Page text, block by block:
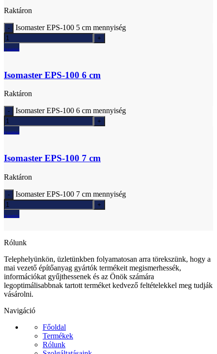
Raktáron
Isomaster EPS-100 5 cm mennyiség
Ajánlatkérés
Isomaster EPS-100 6 cm
Raktáron
Isomaster EPS-100 6 cm mennyiség
Ajánlatkérés
Isomaster EPS-100 7 cm
Raktáron
Isomaster EPS-100 7 cm mennyiség
Ajánlatkérés
Rólunk
Telephelyünkön, üzletünkben folyamatosan arra törekszünk, hogy a
mai vezető építőanyag gyártók termékeit megismerhessék,
információkat gyűjthessenek és az Önök számára
legoptimálisabbnak tartott terméket kedvező feltételekkel meg tudják
vásárolni.
Navigáció
Főoldal
Termékek
Rólunk